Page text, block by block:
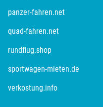
panzer-fahren.net
quad-fahren.net
rundflug.shop
sportwagen-mieten.de
verkostung.info